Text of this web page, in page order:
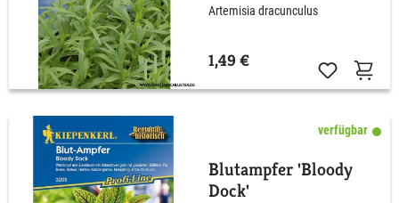
Artemisia dracunculus
1,49 €
verfügbar
Blutampfer 'Bloody
Dock'